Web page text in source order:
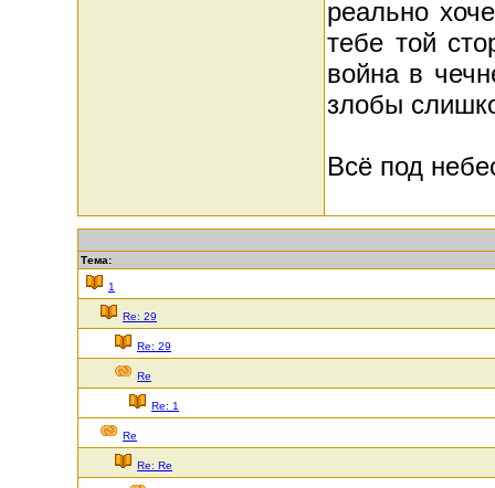
реально
тебе той
война в
злобы
Всё под
Тема:
1
Re: 29
Re: 29
Re
Re: 1
Re
Re: Re